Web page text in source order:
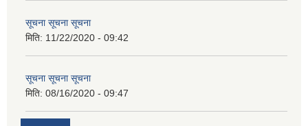
सूचना सूचना सूचना
मिति: 11/22/2020 - 09:42
सूचना सूचना सूचना
मिति: 08/16/2020 - 09:47